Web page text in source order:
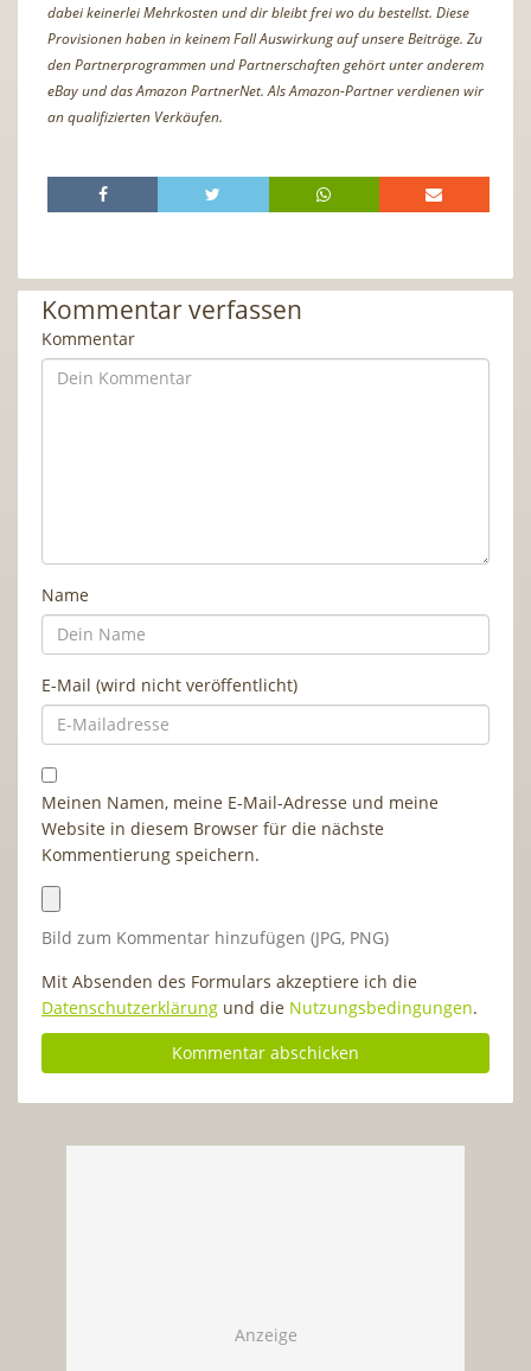
dabei keinerlei Mehrkosten und dir bleibt frei wo du bestellst. Diese
Provisionen haben in keinem Fall Auswirkung auf unsere Beiträge. Zu
den Partnerprogrammen und Partnerschaften gehört unter anderem
eBay und das Amazon PartnerNet. Als Amazon-Partner verdienen wir
an qualifizierten Verkäufen.
Kommentar verfassen
Kommentar
Name
E-Mail (wird nicht veröffentlicht)
Meinen Namen, meine E-Mail-Adresse und meine
Website in diesem Browser für die nächste
Kommentierung speichern.
Bild zum Kommentar hinzufügen (JPG, PNG)
Mit Absenden des Formulars akzeptiere ich die
Datenschutzerklärung und die Nutzungsbedingungen.